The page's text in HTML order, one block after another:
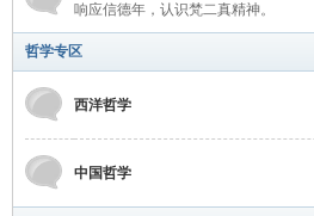
响应信德年，认识梵二真精神。
哲学专区
西洋哲学
中国哲学